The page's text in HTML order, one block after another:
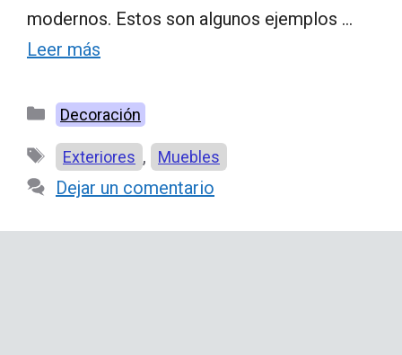
modernos. Estos son algunos ejemplos …
Leer más
Categorías
Decoración
Etiquetas
Exteriores , Muebles
Dejar un comentario